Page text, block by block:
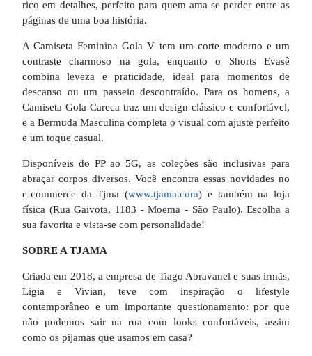
rico em detalhes, perfeito para quem ama se perder entre as
páginas de uma boa história.
A Camiseta Feminina Gola V tem um corte moderno e um
contraste charmoso na gola, enquanto o Shorts Evasê
combina leveza e praticidade, ideal para momentos de
descanso ou um passeio descontraído. Para os homens, a
Camiseta Gola Careca traz um design clássico e confortável,
e a Bermuda Masculina completa o visual com ajuste perfeito
e um toque casual.
Disponíveis do PP ao 5G, as coleções são inclusivas para
abraçar corpos diversos. Você encontra essas novidades no
e-commerce da Tjma (www.tjama.com) e também na loja
física (Rua Gaivota, 1183 - Moema - São Paulo). Escolha a
sua favorita e vista-se com personalidade!
SOBRE A TJAMA
Criada em 2018, a empresa de Tiago Abravanel e suas irmãs,
Ligia e Vivian, teve com inspiração o lifestyle
contemporâneo e um importante questionamento: por que
não podemos sair na rua com looks confortáveis, assim
como os pijamas que usamos em casa?